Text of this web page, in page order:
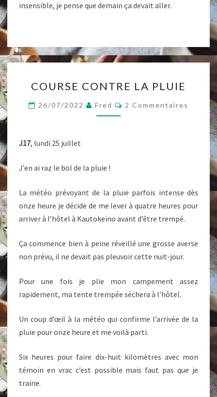
insensible, je pense que demain ça devait aller.
CONTRE
LA
PLUIE
COURSE CONTRE LA PLUIE
26/07/2022 Fred Commentaires
2 Commentaires
J17, lundi 25 juillet
J’en ai raz le bol de la pluie !
La météo prévoyant de la pluie parfois intense dès
onze heure je décide de me lever à quatre heures pour
arriver à l’hôtel à Kautokeino avant d’être trempé.
Ça commence bien à peine réveillé une grosse averse
non prévu, il ne devait pas pleuvoir cette nuit-jour.
Pour une fois je plie mon campement assez
rapidement, ma tente trempée séchera à l’hôtel.
Un coup d’œil à la météo qui confirme l’arrivée de la
pluie pour onze heure et me voilà parti.
Six heures pour faire dix-huit kilomètres avec mon
témoin en vrac c’est possible mais faut pas que je
traine.